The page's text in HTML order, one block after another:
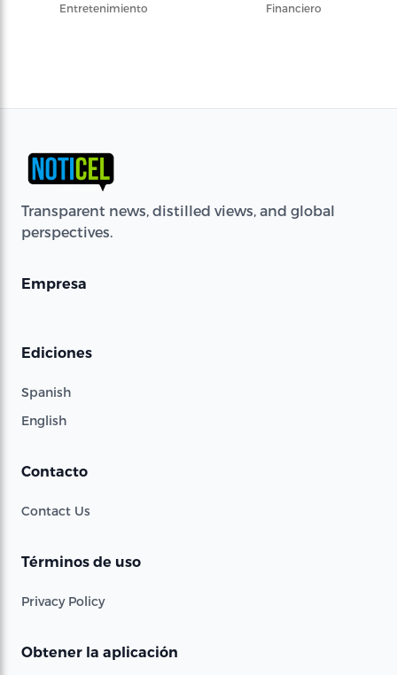
Entretenimiento
Financiero
Transparent news, distilled views, and global
perspectives.
Empresa
Ediciones
Spanish
English
Contacto
Contact Us
Términos de uso
Privacy Policy
Obtener la aplicación